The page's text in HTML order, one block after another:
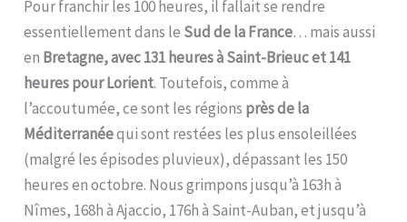
Pour franchir les 100 heures, il fallait se rendre
essentiellement dans le Sud de la France… mais aussi
en Bretagne, avec 131 heures à Saint-Brieuc et 141
heures pour Lorient. Toutefois, comme à
l’accoutumée, ce sont les régions près de la
Méditerranéequi sont restées les plus ensoleillées
(malgré les épisodes pluvieux), dépassant les 150
heures en octobre. Nous grimpons jusqu’à 163h à
Nîmes, 168h à Ajaccio, 176h à Saint-Auban, et jusqu’à